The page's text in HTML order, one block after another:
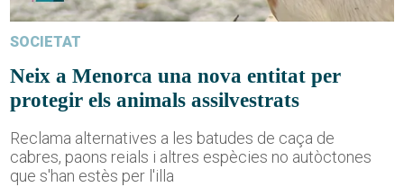
SOCIETAT
Neix a Menorca una nova entitat per
protegir els animals assilvestrats
Reclama alternatives a les batudes de caça de
cabres, paons reials i altres espècies no autòctones
que s'han estès per l'illa